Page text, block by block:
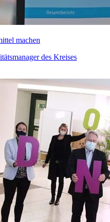
machen
des Kreises